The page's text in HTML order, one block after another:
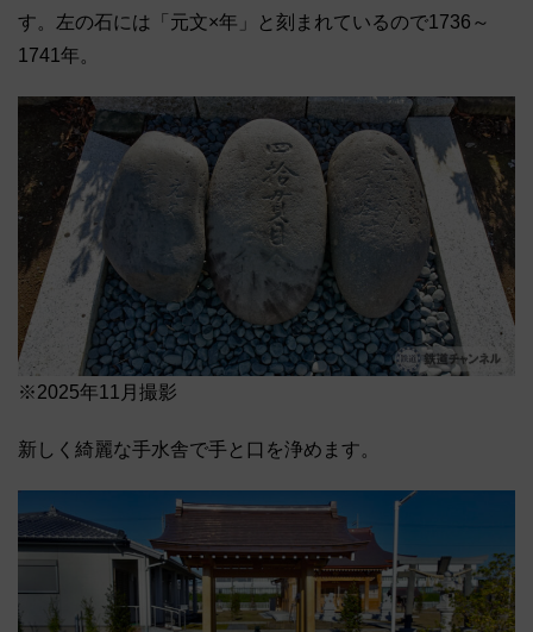
す。左の石には「元文×年」と刻まれているので1736～
1741年。
※2025年11月撮影
新しく綺麗な手水舎で手と口を浄めます。